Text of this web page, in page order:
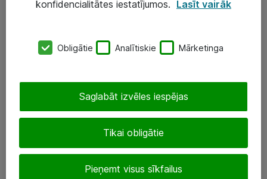
SIA „ATEA”
eShop@atea.lv
Sekojiet mums
konfidencialitātes iestatījumos. Lasīt vairāk
Obligātie Analītiskie Mārketinga
Tikai obligātie
Pieņemt visus sīkfailus
Saglabāt izvēles iespējas